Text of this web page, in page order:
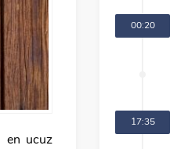
en ucuz
00:20
17:35